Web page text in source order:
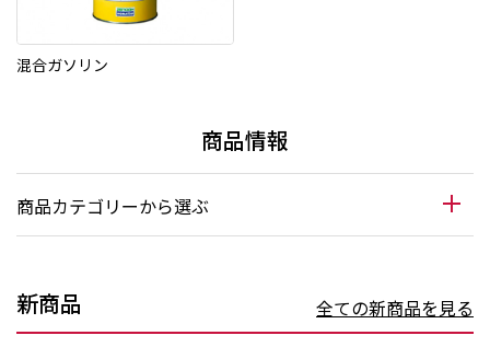
混合ガソリン
商品情報
商品カテゴリーから選ぶ
新商品 全ての新商品を見る